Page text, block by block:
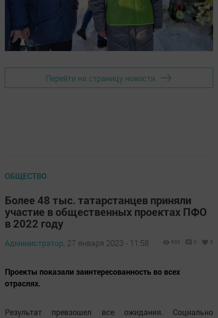
Перейти на страницу новости
ОБЩЕСТВО
Более 48 тыс. татарстанцев приняли
участие в общественных проектах ПФО
в 2022 году
Администратор, 27 января 2023 - 11:58 633 0 0
Проекты показали заинтересованность во всех
отраслях.
Результат превзошел все ожидания. Социально